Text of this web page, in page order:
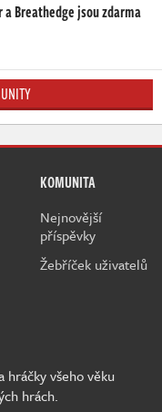
Breathedge jsou zdarma
KOMUNITA
Nejnovější
příspěvky
Žebříček uživatelů
všeho věku
hrách.